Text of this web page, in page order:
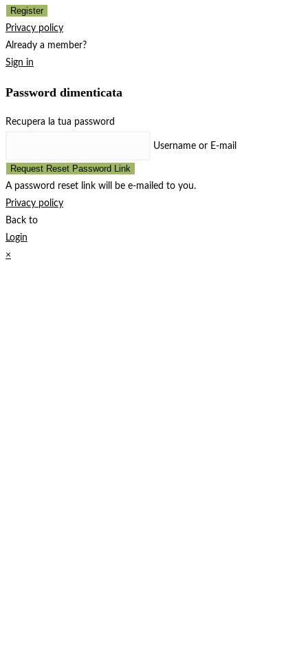
Register
Privacy policy
Already a member?
Sign in
Password dimenticata
Recupera la tua password
Username or E-mail
Request Reset Password Link
A password reset link will be e-mailed to you.
Privacy policy
Back to
Login
×